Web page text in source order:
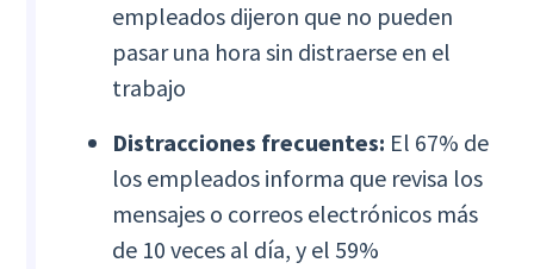
empleados dijeron que no pueden
pasar una hora sin distraerse en el
trabajo
Distracciones frecuentes: El 67% de
los empleados informa que revisa los
mensajes o correos electrónicos más
de 10 veces al día, y el 59%